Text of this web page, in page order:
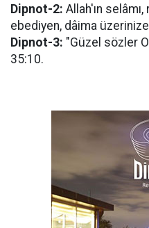
Dipnot-2: Allah'ın
ebediyen, dâima
Dipnot-3: "Güzel sözler
35:10.